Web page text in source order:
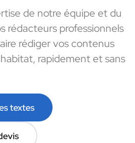
de notre équipe et du
rédacteurs professionnels
rédiger vos contenus
rapidement et sans
textes